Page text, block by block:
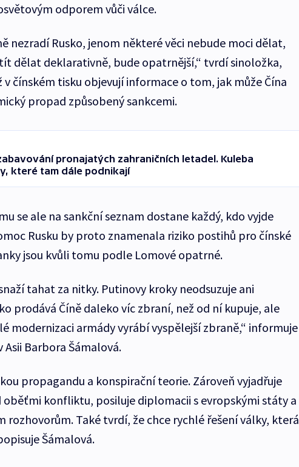
odporem vůči válce.
nezradí Rusko, jenom některé věci nebude moci dělat,
dělat deklarativně, bude opatrnější,“ tvrdí sinoložka,
v čínském tisku objevují informace o tom, jak může Čína
propad způsobený sankcemi.
pronajatých zahraničních letadel. Kuleba
které tam dále podnikají
se ale na sankční seznam dostane každý, kdo vyjde
Rusku by proto znamenala riziko postihů pro čínské
jsou kvůli tomu podle Lomové opatrné.
tahat za nitky. Putinovy kroky neodsuzuje ani
prodává Číně daleko víc zbraní, než od ní kupuje, ale
modernizaci armády vyrábí vyspělejší zbraně,“ informuje
Asii Barbora Šámalová.
propagandu a konspirační teorie. Zároveň vyjadřuje
oběťmi konfliktu, posiluje diplomacii s evropskými státy a
rozhovorům. Také tvrdí, že chce rychlé řešení války, která
Šámalová.